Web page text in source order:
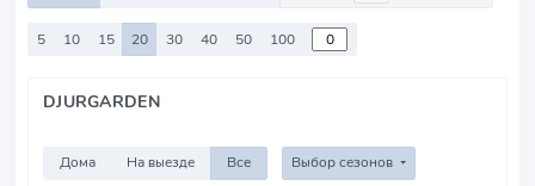
5 10 15 20 30 40 50 100
DJURGARDEN
Дома На выезде Все Выбор сезонов